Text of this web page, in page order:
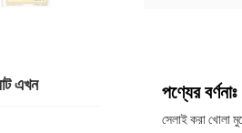
এখন পণ্যের বর্ণনাঃ
সেলাই করা খোলা